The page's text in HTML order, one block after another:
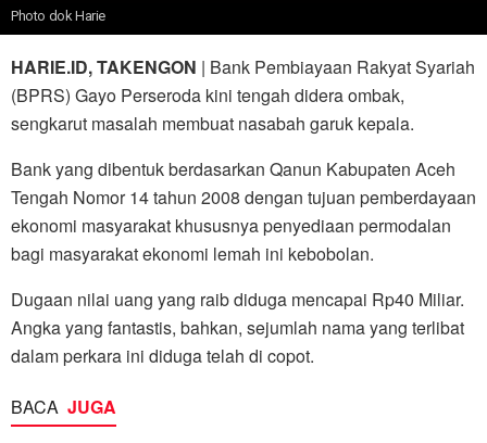
Photo dok Harie
HARIE.ID, TAKENGON | Bank Pembiayaan Rakyat Syariah
(BPRS) Gayo Perseroda kini tengah didera ombak,
sengkarut masalah membuat nasabah garuk kepala.
Bank yang dibentuk berdasarkan Qanun Kabupaten Aceh
Tengah Nomor 14 tahun 2008 dengan tujuan pemberdayaan
ekonomi masyarakat khususnya penyediaan permodalan
bagi masyarakat ekonomi lemah ini kebobolan.
Dugaan nilai uang yang raib diduga mencapai Rp40 Miliar.
Angka yang fantastis, bahkan, sejumlah nama yang terlibat
dalam perkara ini diduga telah di copot.
BACA JUGA